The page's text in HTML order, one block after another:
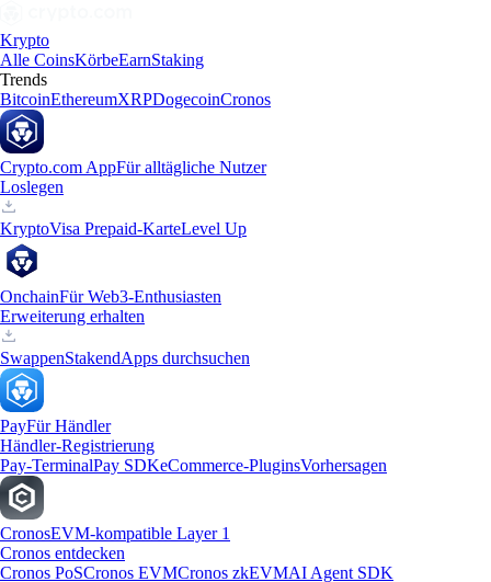
Krypto
Alle CoinsKörbeEarnStaking
Trends
BitcoinEthereumXRPDogecoinCronos
Crypto.com AppFür alltägliche Nutzer
Loslegen
KryptoVisa Prepaid-KarteLevel Up
OnchainFür Web3-Enthusiasten
Erweiterung erhalten
SwappenStakendApps durchsuchen
PayFür Händler
Händler-Registrierung
Pay-TerminalPay SDKeCommerce-PluginsVorhersagen
CronosEVM-kompatible Layer 1
Cronos entdecken
Cronos PoSCronos EVMCronos zkEVMAI Agent SDK